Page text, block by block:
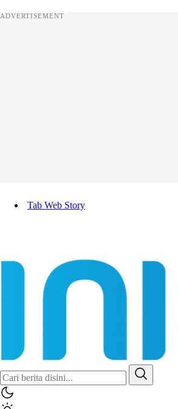
ADVERTISEMENT
Tab Web Story